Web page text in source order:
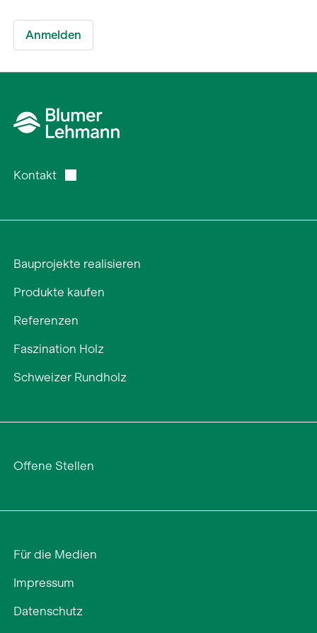
Kontakt
Bauprojekte realisieren
Produkte kaufen
Referenzen
Faszination Holz
Schweizer Rundholz
Offene Stellen
Für die Medien
Impressum
Datenschutz